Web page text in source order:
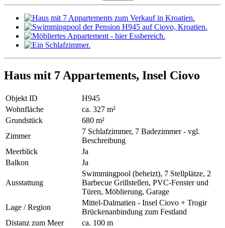
Haus mit 7 Appartements, Insel Ciovo
Objekt ID
H945
Wohnfläche
ca. 327 m²
Grundstück
680 m²
Zimmer
7 Schlafzimmer, 7 Badezimmer - vgl.
Beschreibung
Meerblick
Ja
Balkon
Ja
Ausstattung
Swimmingpool (beheizt), 7 Stellplätze, 2
Barbecue Grillstellen, PVC-Fenster und
Türen, Möblierung, Garage
Lage / Region
Mittel-Dalmatien - Insel Ciovo + Trogir
Brückenanbindung zum Festland
Distanz zum Meer
ca. 100 m